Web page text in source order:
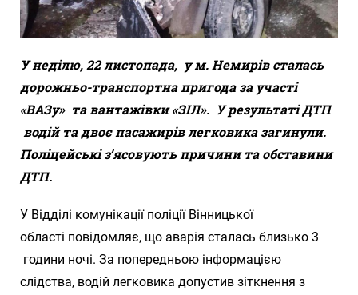
У неділю, 22 листопада, у м. Немирів сталась
дорожньо-транспортна пригода за участі
«ВАЗу» та вантажівки «ЗІЛ». У результатіДТП
водій та двоє пасажирів легковика загинули.
Поліцейські з’ясовують причини та обставини
ДТП.
У Відділі комунікації поліції Вінницької
області повідомляє, що аварія сталась близько 3
години ночі. За попередньою інформацією
слідства, водій легковика допустив зіткнення з